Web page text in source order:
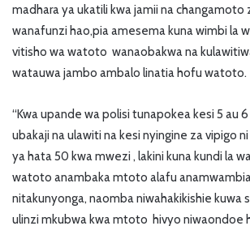
madhara ya ukatili kwa jamii na
wanafunzi hao,pia amesema kuna wimbi la
vitisho wa watoto wanaobakwa na
watauwa jambo ambalo linatia hofu watoto.
“Kwa upande wa polisi tunapokea kesi 5 au
ubakaji na ulawiti na kesi nyingine za vipigo
ya hata 50 kwa mwezi , lakini kuna kundi la
watoto anambaka mtoto alafu
nitakunyonga, naomba niwahakikishie kuwa
ulinzi mkubwa kwa mtoto hivyo niwaondoe